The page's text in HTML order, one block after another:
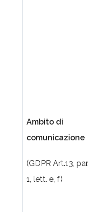
Ambito di
comunicazione
(GDPR Art.13, par.
1, lett. e, f)